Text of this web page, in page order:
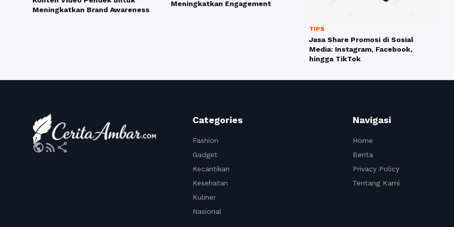
Meningkatkan Brand Awareness
Meningkatkan Engagement
TIPS
Jasa Share Promosi di Sosial
Media: Instagram, Facebook,
hingga TikTok
publicrss_feed share
Categories
Fashion
Gadget
Kecantikan
Kesehatan
Kuliner
Nasional
Navigasi
Home
Berita
Privacy Policy
Tentang Kami